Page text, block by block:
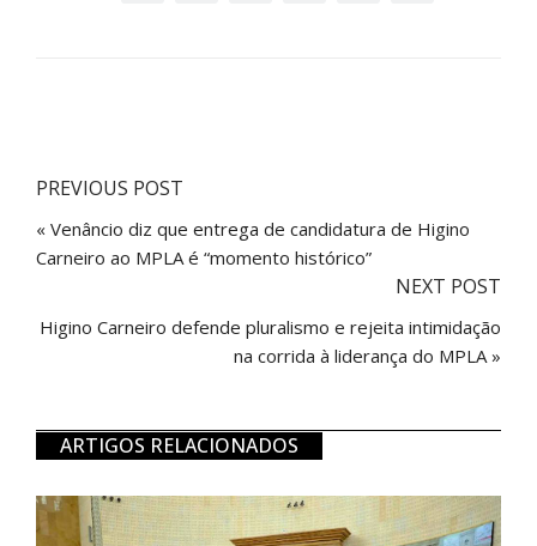
PREVIOUS POST
« Venâncio diz que entrega de candidatura de Higino
Carneiro ao MPLA é “momento histórico”
NEXT POST
Higino Carneiro defende pluralismo e rejeita intimidação
na corrida à liderança do MPLA »
ARTIGOS RELACIONADOS